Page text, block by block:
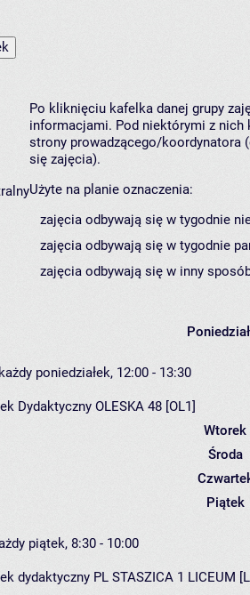
Po kliknięciu kafelka danej grupy
informacjami. Pod niektórymi z nich
strony prowadzącego/koordynatora
się zajęcia).
Użyte na planie oznaczenia:
zajęcia odbywają się w tygodnie
zajęcia odbywają się w tygodnie
zajęcia odbywają się w inny
każdy poniedziałek, 12:00 - 13:30
Dydaktyczny OLESKA 48 [OL1]
Wtorek
Środa
Piątek
piątek, 8:30 - 10:00
dydaktyczny PL STASZICA 1 LICEUM